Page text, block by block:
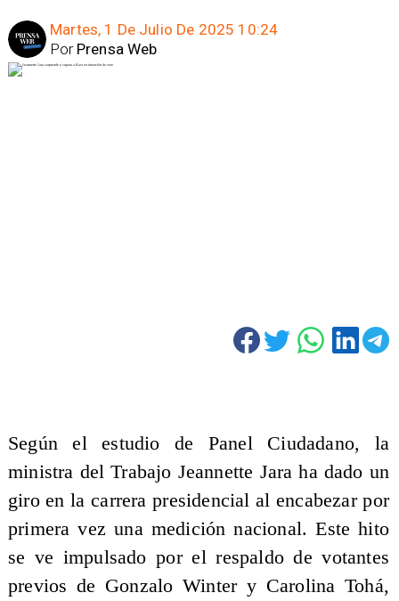
Martes, 1 De Julio De 2025 10:24
Prensa Web
Por
Según el estudio de Panel Ciudadano, la
ministra del Trabajo Jeannette Jara ha dado un
giro en la carrera presidencial al encabezar por
primera vez una medición nacional. Este hito
se ve impulsado por el respaldo de votantes
previos de Gonzalo Winter y Carolina Tohá,